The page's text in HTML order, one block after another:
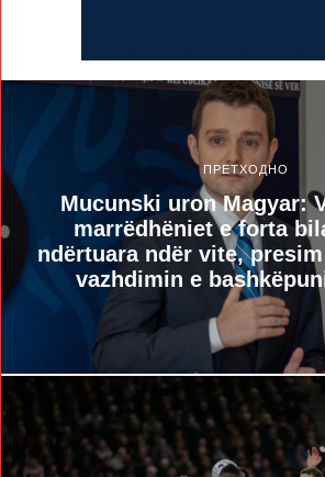
ПРЕТХОДНО
Mucunski uron Magyar:
marrëdhëniet e forta
ndërtuara ndër vite,
vazhdimin e